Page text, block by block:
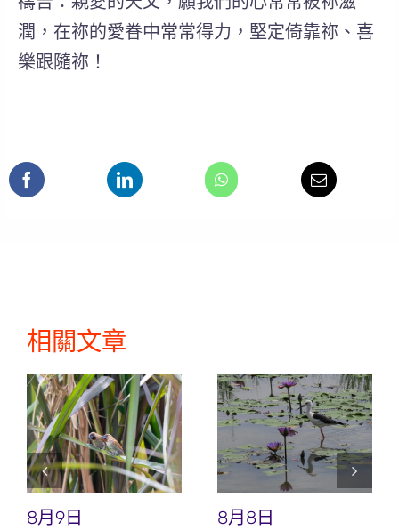
潤，在祢的愛眷中常常得力，堅定倚靠祢、喜
樂跟隨祢！
相關文章
8月9日 8月8日